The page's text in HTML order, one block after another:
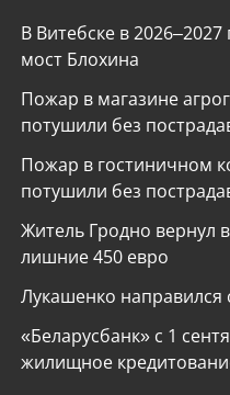
В Витебске в
мост Блохина
Пожар в магазине
потушили без
Пожар в гостиничном
потушили без
Житель Гродно вернул
лишние 450 евро
Лукашенко направился
«Беларусбанк» с 1
жилищное